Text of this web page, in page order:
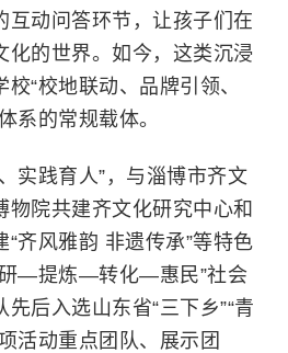
互动问答环节，让孩子们在
化的世界。如今，这类沉浸
“校地联动、品牌引领、
系的常规载体。
实践育人”，与淄博市齐文
物院共建齐文化研究中心和
齐风雅韵 非遗传承”等特色
研—提炼—转化—惠民”社会
后入选山东省“三下乡”“青
活动重点团队、展示团